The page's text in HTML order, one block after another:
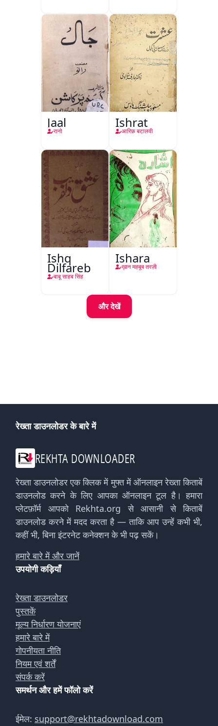
Jaal
रानो
Ishrat
आरिफ़ बटालवी
Ishq
Dilfareb
बाबू साहब सिंह
Ishara
ख़ान महबूब तरज़ी
और देखें
रेख्ता डाउनलोडर के बारे में
REKHTA DOWNLOADER
रेख्ता डाउनलोडर एक क्लिक में मुफ्त में ऑनलाइन रेख्ता किताबें
डाउनलोड करने के लिए आपका ऑनलाइन टूल है। हमारा
प्लेटफ़ॉर्म आपको Rekhta.org से आसानी से किताबें
डाउनलोड करने में मदद करता है — ताकि आप उन्हें कभी भी,
कहीं भी, बिना इंटरनेट कनेक्शन के भी पढ़ सकें।
हमारे बारे में और जानें
उपयोगी कड़ियाँ
रेख्ता डाउनलोडर
पुस्तकें
मूल्य निर्धारण योजनाएं
हमारे बारे में
गोपनीयता नीति
नियम एवं शर्तें
संपर्क करें
समर्थन और हमें फॉलो करें
ईमेल: support@rekhtadownload.com